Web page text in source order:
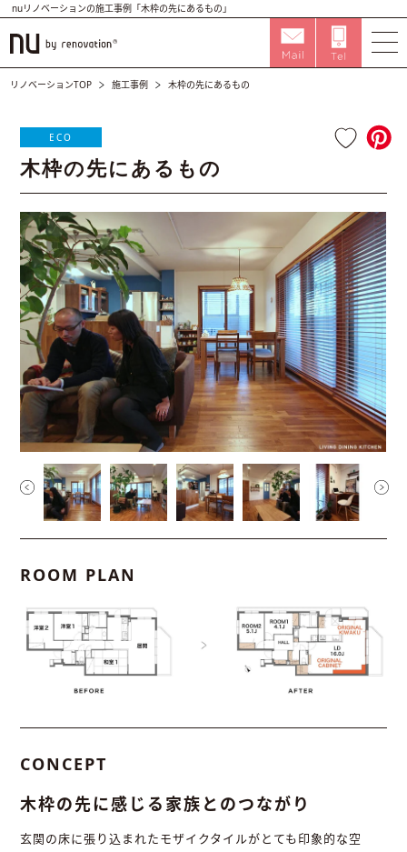
nuリノベーションの施工事例「木枠の先にあるもの」
リノベーションTOP 施工事例 木枠の先にあるもの
ECO
木枠の先にあるもの
ROOM PLAN
CONCEPT
木枠の先に感じる家族とのつながり
玄関の床に張り込まれたモザイクタイルがとても印象的な空